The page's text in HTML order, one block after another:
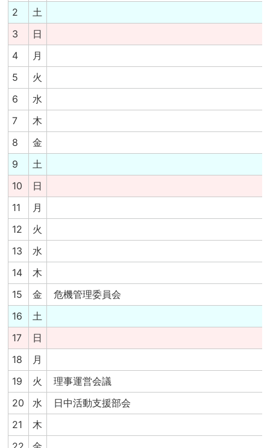
2
土
3
日
4
月
5
火
6
水
7
木
8
金
9
土
10
日
11
月
12
火
13
水
14
木
15
金
危機管理委員会
16
土
17
日
18
月
19
火
理事運営会議
20
水
日中活動支援部会
21
木